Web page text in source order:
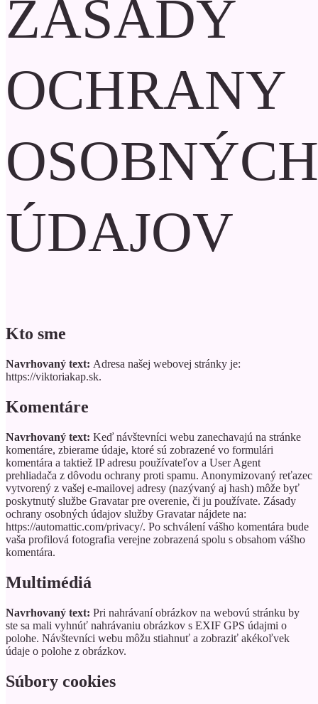
ZÁSADY
OCHRANY
OSOBNÝCH
ÚDAJOV
Kto sme
Navrhovaný text: Adresa našej webovej stránky je:
https://viktoriakap.sk.
Komentáre
Navrhovaný text: Keď návštevníci webu zanechavajú na stránke
komentáre, zbierame údaje, ktoré sú zobrazené vo formulári
komentára a taktiež IP adresu používateľov a User Agent
prehliadača z dôvodu ochrany proti spamu. Anonymizovaný reťazec
vytvorený z vašej e-mailovej adresy (nazývaný aj hash) môže byť
poskytnutý službe Gravatar pre overenie, či ju používate. Zásady
ochrany osobných údajov služby Gravatar nájdete na:
https://automattic.com/privacy/. Po schválení vášho komentára bude
vaša profilová fotografia verejne zobrazená spolu s obsahom vášho
komentára.
Multimédiá
Navrhovaný text: Pri nahrávaní obrázkov na webovú stránku by
ste sa mali vyhnúť nahrávaniu obrázkov s EXIF GPS údajmi o
polohe. Návštevníci webu môžu stiahnuť a zobraziť akékoľvek
údaje o polohe z obrázkov.
Súbory cookies